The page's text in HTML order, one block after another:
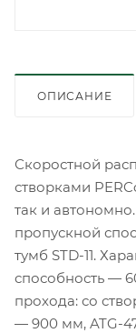
ОПИСАНИЕ
Скоростной
створками
так и
пропускной
тумб STD-11.
способность —
прохода: со
— 900 мм, ATG-